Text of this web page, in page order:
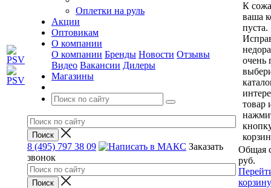
Оплетки на руль
Акции
Оптовикам
О компании
О компании Бренды Новости Отзывы
Видео Вакансии Дилеры
Магазины
8 (495) 797 38 09
Заказать
звонок
К
ваша
пуста.
очень
товар
Общая
руб.
корзину